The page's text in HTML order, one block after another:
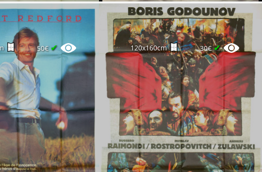
50€ ✔ 120x160cm 30€✔